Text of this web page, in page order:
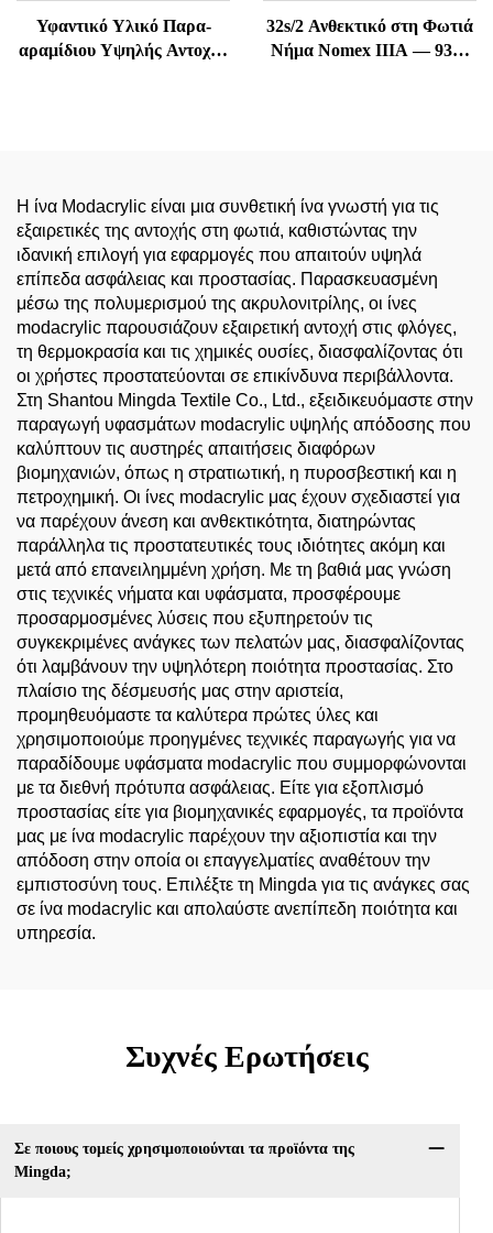
Υφαντικό Υλικό Παρα-
αραμίδιου Υψηλής Αντοχής
32s/2 Ανθεκτικό στη Φωτιά
Νήμα Nomex IIIA — 93%
Η ίνα Modacrylic είναι μια συνθετική ίνα γνωστή για τις
εξαιρετικές της αντοχής στη φωτιά, καθιστώντας την
ιδανική επιλογή για εφαρμογές που απαιτούν υψηλά
επίπεδα ασφάλειας και προστασίας. Παρασκευασμένη
μέσω της πολυμερισμού της ακρυλονιτρίλης, οι ίνες
modacrylic παρουσιάζουν εξαιρετική αντοχή στις φλόγες,
τη θερμοκρασία και τις χημικές ουσίες, διασφαλίζοντας ότι
οι χρήστες προστατεύονται σε επικίνδυνα περιβάλλοντα.
Στη Shantou Mingda Textile Co., Ltd., εξειδικευόμαστε στην
παραγωγή υφασμάτων modacrylic υψηλής απόδοσης που
καλύπτουν τις αυστηρές απαιτήσεις διαφόρων
βιομηχανιών, όπως η στρατιωτική, η πυροσβεστική και η
πετροχημική. Οι ίνες modacrylic μας έχουν σχεδιαστεί για
να παρέχουν άνεση και ανθεκτικότητα, διατηρώντας
παράλληλα τις προστατευτικές τους ιδιότητες ακόμη και
μετά από επανειλημμένη χρήση. Με τη βαθιά μας γνώση
στις τεχνικές νήματα και υφάσματα, προσφέρουμε
προσαρμοσμένες λύσεις που εξυπηρετούν τις
συγκεκριμένες ανάγκες των πελατών μας, διασφαλίζοντας
ότι λαμβάνουν την υψηλότερη ποιότητα προστασίας. Στο
πλαίσιο της δέσμευσής μας στην αριστεία,
προμηθευόμαστε τα καλύτερα πρώτες ύλες και
χρησιμοποιούμε προηγμένες τεχνικές παραγωγής για να
παραδίδουμε υφάσματα modacrylic που συμμορφώνονται
με τα διεθνή πρότυπα ασφάλειας. Είτε για εξοπλισμό
προστασίας είτε για βιομηχανικές εφαρμογές, τα προϊόντα
μας με ίνα modacrylic παρέχουν την αξιοπιστία και την
απόδοση στην οποία οι επαγγελματίες αναθέτουν την
εμπιστοσύνη τους. Επιλέξτε τη Mingda για τις ανάγκες σας
σε ίνα modacrylic και απολαύστε ανεπίπεδη ποιότητα και
υπηρεσία.
Συχνές Ερωτήσεις
Σε ποιους τομείς χρησιμοποιούνται τα προϊόντα της
Mingda;